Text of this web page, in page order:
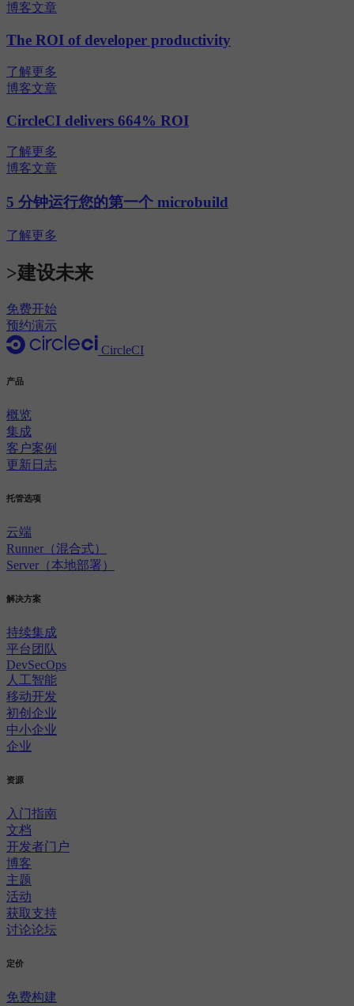
博客文章
The ROI of developer productivity
了解更多
博客文章
CircleCI delivers 664% ROI
了解更多
博客文章
5 分钟运行您的第一个 microbuild
了解更多
>建设未来
免费开始
预约演示
CircleCI
产品
概览
集成
客户案例
更新日志
托管选项
云端
Runner（混合式）
Server（本地部署）
解决方案
持续集成
平台团队
DevSecOps
人工智能
移动开发
初创企业
中小企业
企业
资源
入门指南
文档
开发者门户
博客
主题
活动
获取支持
讨论论坛
定价
免费构建